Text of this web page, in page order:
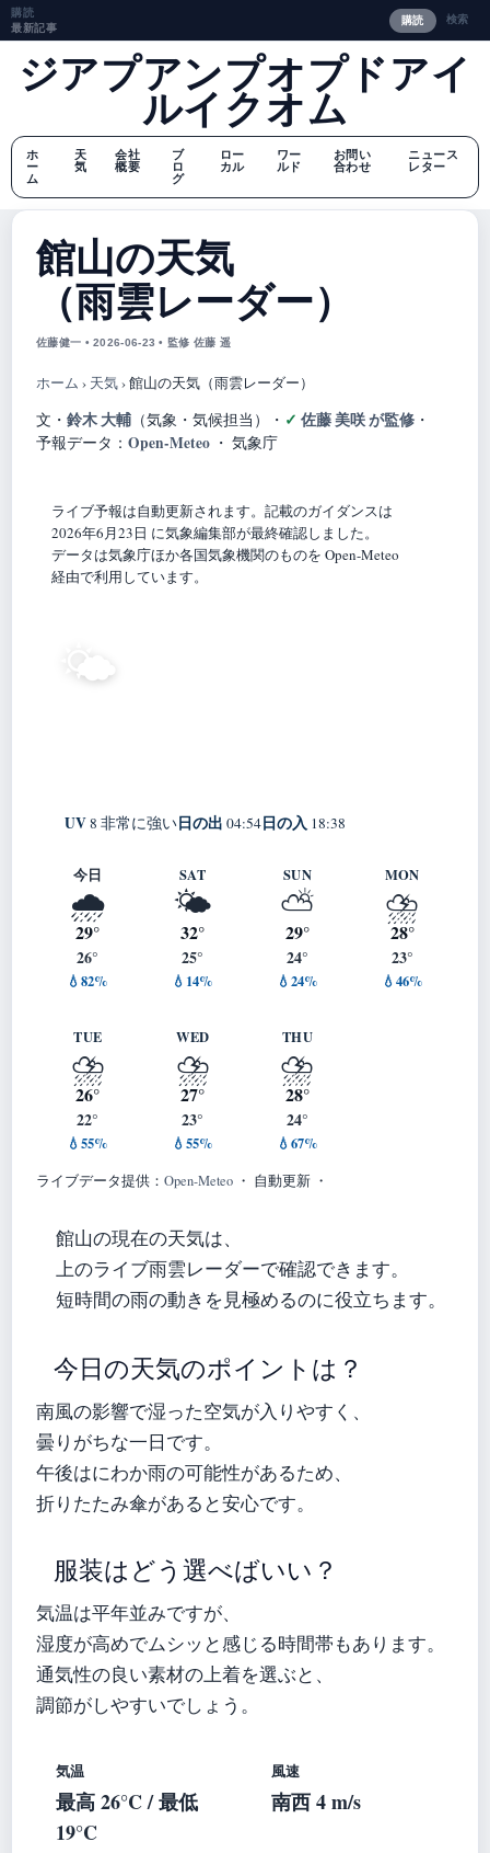
購読
最新記事
購読 検索
ジアプアンプオプドアイ
ルイクオム
ホ
ー
ム
天
気
会社
概要
ブ
ロ
グ
ロー
カル
ワー
ルド
お問い
合わせ
ニュース
レター
館山の天気
（雨雲レーダー）
佐藤健一 • 2026-06-23 • 監修 佐藤 遥
ホーム › 天気›館山の天気（雨雲レーダー）
文・ 鈴木 大輔 （気象・気候担当） ・ 佐藤 美咲 が監修 ・
予報データ： Open-Meteo ・ 気象庁
ライブ予報は自動更新されます。記載のガイダンスは
2026年6月23日 に気象編集部が最終確認しました。
データは気象庁ほか各国気象機関のものを Open-Meteo
経由で利用しています。
🌤️
UV8 非常に強い日の出 04:54日の入 18:38
今日
🌧️
29°
26°
💧82%
SAT
🌤️
32°
25°
💧14%
SUN
⛅
29°
24°
💧24%
MON
⛈️
28°
23°
💧46%
TUE
⛈️
26°
22°
💧55%
WED
⛈️
27°
23°
💧55%
THU
⛈️
28°
24°
💧67%
ライブデータ提供： Open-Meteo ・ 自動更新 ・
館山の現在の天気は、
上のライブ雨雲レーダーで確認できます。
短時間の雨の動きを見極めるのに役立ちます。
今日の天気のポイントは？
南風の影響で湿った空気が入りやすく、
曇りがちな一日です。
午後はにわか雨の可能性があるため、
折りたたみ傘があると安心です。
服装はどう選べばいい？
気温は平年並みですが、
湿度が高めでムシッと感じる時間帯もあります。
通気性の良い素材の上着を選ぶと、
調節がしやすいでしょう。
気温
最高 26°C / 最低
19°C
風速
南西 4 m/s